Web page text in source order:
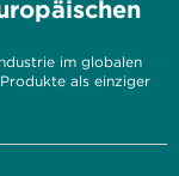
im globalen
als einziger